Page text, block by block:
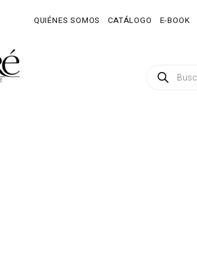
QUIÉNES SOMOS CATÁLOGO E-BOOK